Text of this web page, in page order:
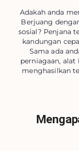
Adakah anda
Berjuang
sosial? Penjana
kandungan
Sama ada
perniagaan, alat
menghasilkan